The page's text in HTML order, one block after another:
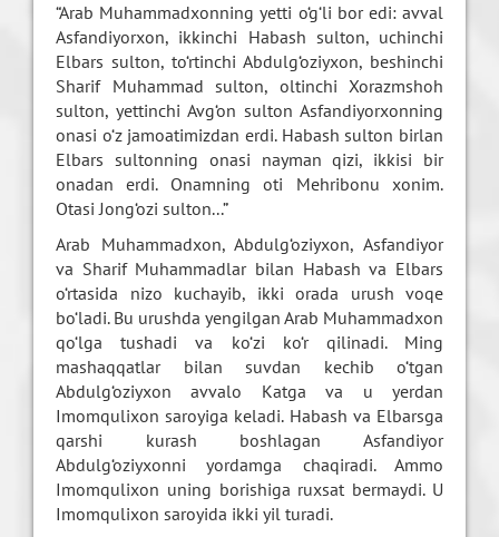
“Arab Muhammadxonning yetti o‘g‘li bor edi: avval
Asfandiyorxon, ikkinchi Habash sulton, uchinchi
Elbars sulton, to‘rtinchi Abdulg‘oziyxon, beshinchi
Sharif Muhammad sulton, oltinchi Xorazmshoh
sulton, yettinchi Avg‘on sulton Asfandiyorxonning
onasi o‘z jamoatimizdan erdi. Habash sulton birlan
Elbars sultonning onasi nayman qizi, ikkisi bir
onadan erdi. Onamning oti Mehribonu xonim.
Otasi Jong‘ozi sulton...”
Arab Muhammadxon, Abdulg‘oziyxon, Asfandiyor
va Sharif Muhammadlar bilan Habash va Elbars
o‘rtasida nizo kuchayib, ikki orada urush voqe
bo‘ladi. Bu urushda yengilgan Arab Muhammadxon
qo‘lga tushadi va ko‘zi ko‘r qilinadi. Ming
mashaqqatlar bilan suvdan kechib o‘tgan
Abdulg‘oziyxon avvalo Katga va u yerdan
Imomqulixon saroyiga keladi. Habash va Elbarsga
qarshi kurash boshlagan Asfandiyor
Abdulg‘oziyxonni yordamga chaqiradi. Ammo
Imomqulixon uning borishiga ruxsat bermaydi. U
Imomqulixon saroyida ikki yil turadi.